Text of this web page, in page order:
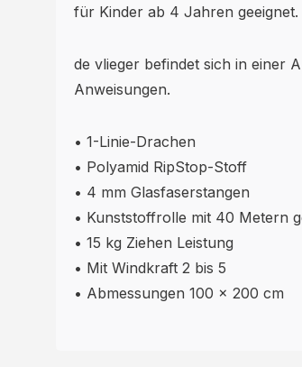
für Kinder ab 4 Jahren geeignet.
de vlieger befindet sich in einer
Anweisungen.
• 1-Linie-Drachen
• Polyamid RipStop-Stoff
• 4 mm Glasfaserstangen
• Kunststoffrolle mit 40 Metern
• 15 kg Ziehen Leistung
• Mit Windkraft 2 bis 5
• Abmessungen 100 x 200 cm